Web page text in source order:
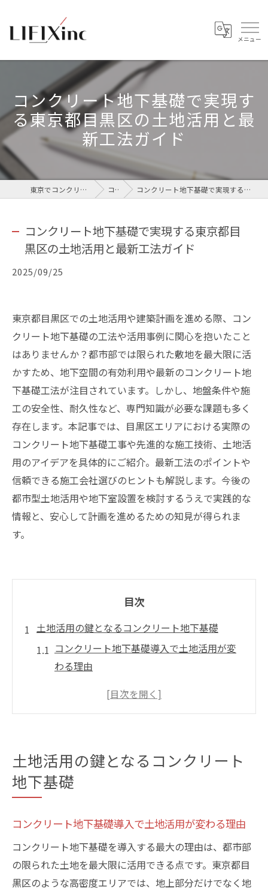
コンクリート地下基礎で実現す
る東京都目黒区の土地活用と最
新工法ガイド
東京でコンクリートなら株式会社LIFIX コラム コンクリート地下基礎で実現する東京都目黒区の土地活用と最新工法ガイド
コンクリート地下基礎で実現する東京都目
黒区の土地活用と最新工法ガイド
2025/09/25
東京都目黒区での土地活用や建築計画を進める際、コン
クリート地下基礎の工法や活用事例に関心を抱いたこと
はありませんか？都市部では限られた敷地を最大限に活
かすため、地下空間の有効利用や最新のコンクリート地
下基礎工法が注目されています。しかし、地盤条件や施
工の安全性、耐久性など、専門知識が必要な課題も多く
存在します。本記事では、目黒区エリアにおける実際の
コンクリート地下基礎工事や先進的な施工技術、土地活
用のアイデアを具体的にご紹介。最新工法のポイントや
信頼できる施工会社選びのヒントも解説します。今後の
都市型土地活用や地下室設置を検討するうえで実践的な
情報と、安心して計画を進めるための知見が得られま
す。
目次
土地活用の鍵となるコンクリート地下基礎
コンクリート地下基礎導入で土地活用が変
わる理由
都市部でも効果的なコンクリート地下活用
土地の有効活用に役立つコンクリート地下
の特性
性
持続的な土地活用を支えるコンクリート地
下の役割
都市型建築で注目を集める地下構造の魅力
土地活用の鍵となるコンクリート
地下基礎
コンクリート地下基礎導入で土地活用が変わる理由
コンクリート地下基礎を導入する最大の理由は、都市部
の限られた土地を最大限に活用できる点です。東京都目
黒区のような高密度エリアでは、地上部分だけでなく地